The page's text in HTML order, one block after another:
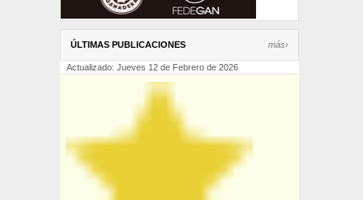
ÚLTIMAS PUBLICACIONES más›
Actualizado: Jueves 12 de Febrero de 2026